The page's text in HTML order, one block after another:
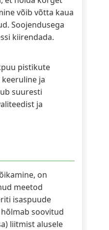
võib võtta kaua
Soojendusega
kiirendada.
pistikute
ja
suuresti
ja
on
meetod
isaspuude
soovitud
liitmist alusele